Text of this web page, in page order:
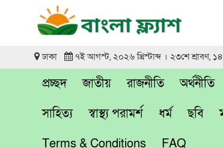
ঢাকা ৭ই আগস্ট, ২০২৬ খ্রিস্টাব্দ । ২৩শে শ্রাবণ,
প্রচ্ছদ জাতীয় রাজনীতি অর্থনীতি
সাহিত্য
স্বাস্থ্য পরামর্শ ধর্ম ছবি
Terms & Conditions
FAQ